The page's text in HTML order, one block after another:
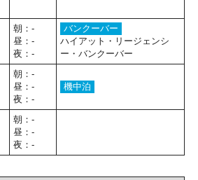
朝：-
昼：-
夜：-
バンクーバー
ハイアット・リージェンシ
ー・バンクーバー
朝：-
昼：-
夜：-
機中泊
朝：-
昼：-
夜：-